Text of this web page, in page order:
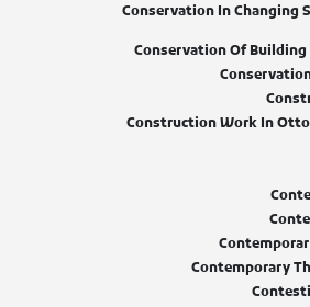
Conservation In Changing
Conservation Of
Construction Work In
Contemporary